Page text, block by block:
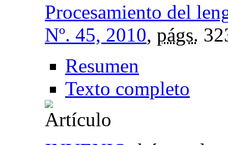
Procesamiento del
Nº. 45, 2010, págs.
Resumen
Texto completo